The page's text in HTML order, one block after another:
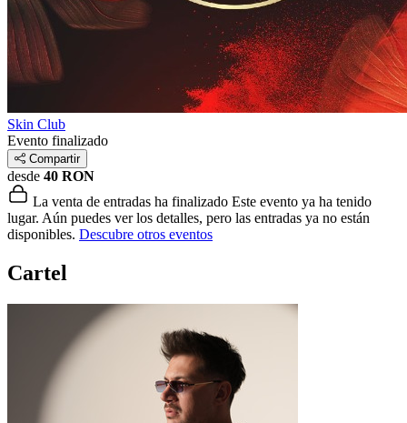
Skin Club
Evento finalizado
Compartir
desde 40 RON
La venta de entradas ha finalizado Este evento ya ha tenido
lugar. Aún puedes ver los detalles, pero las entradas ya no están
disponibles. Descubre otros eventos
Cartel